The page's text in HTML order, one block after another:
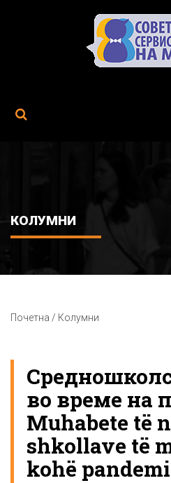
MENU
КОЛУМНИ
Почетна / Колумни
во време на
Muhabete të
shkollave të
kohë